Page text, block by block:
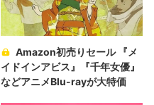
Amazon初売りセール 『メ
イドインアビス』『千年女優』
などアニメBlu-rayが大特価